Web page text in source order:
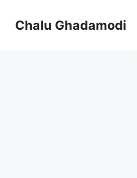
contentChalu Ghadamodi